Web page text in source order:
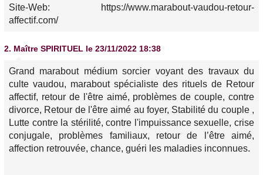
Site-Web: https://www.marabout-vaudou-retour-
affectif.com/
2. Maître SPIRITUEL le 23/11/2022 18:38
Grand marabout médium sorcier voyant des travaux du
culte vaudou, marabout spécialiste des rituels de Retour
affectif, retour de l'être aimé, problèmes de couple, contre
divorce, Retour de l'être aimé au foyer, Stabilité du couple ,
Lutte contre la stérilité, contre l'impuissance sexuelle, crise
conjugale, problèmes familiaux, retour de l’être aimé,
affection retrouvée, chance, guéri les maladies inconnues.